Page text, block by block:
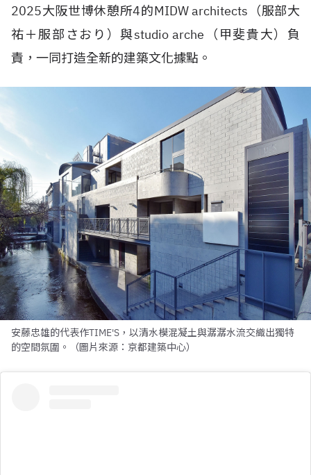
2025大阪世博休憩所4的MIDW architects（服部大
祐＋服部さおり）與studio arche（甲斐貴大）負
責，一同打造全新的建築文化據點。
安藤忠雄的代表作TIME'S，以清水模混凝土與潺潺水流交織出獨特
的空間氛圍。（圖片來源：京都建築中心）